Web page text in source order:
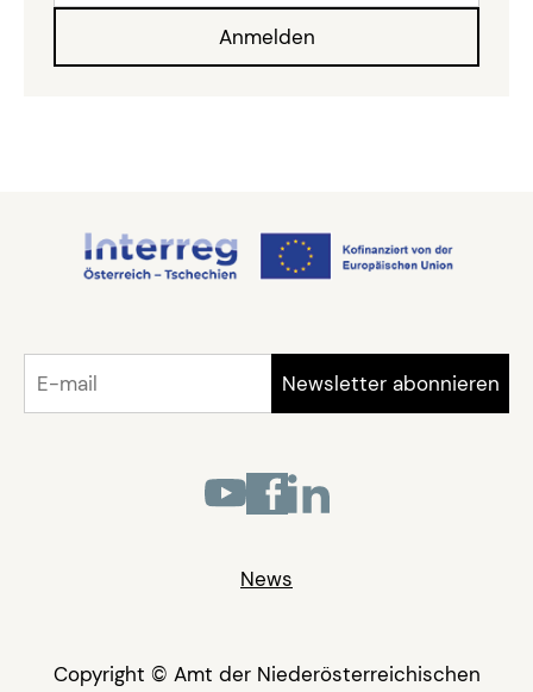
News
Copyright © Amt der Niederösterreichischen